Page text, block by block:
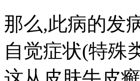
那么,此病的发
自觉症状(特殊